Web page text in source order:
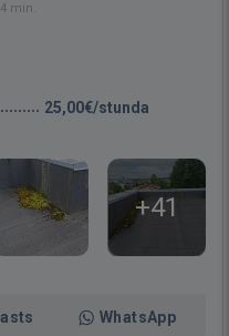
min.
25,00€/stunda
+41
WhatsApp